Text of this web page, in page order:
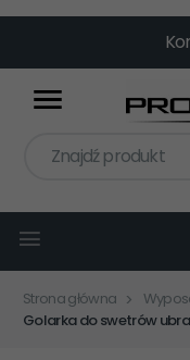
Znajdź produkt
Strona główna
Golarka do swetrów